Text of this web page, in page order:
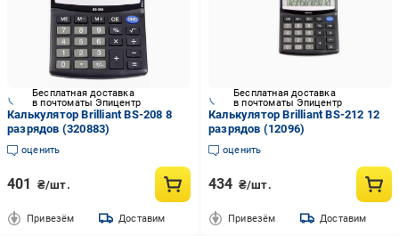
Бесплатная доставка
в почтоматы Эпицентр
Калькулятор Brilliant BS-208 8
разрядов (320883)
оценить
401 ₴/шт.
Привезём Доставим
Бесплатная доставка
в почтоматы Эпицентр
Калькулятор Brilliant BS-212 12
разрядов (12096)
оценить
434 ₴/шт.
Привезём Доставим